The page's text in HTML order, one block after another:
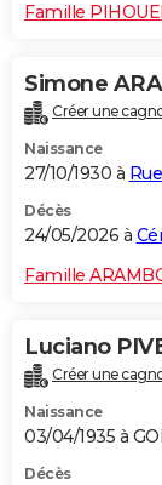
Famille
Simone
Créer une
Naissance
27/10/1930 à
Décès
24/05/2026 à
Famille
Luciano
Créer une
Naissance
03/04/1935 à
Décès